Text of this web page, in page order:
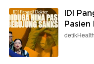
IDI
Pasien
detikHealth